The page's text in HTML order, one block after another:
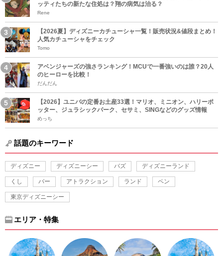
ッティたちの新たな住処は？翔の病気は治る？
Rene
【2026夏】ディズニーカチューシャ一覧！販売状況&値段まとめ！
人気カチューシャをチェック
Tomo
アベンジャーズの強さランキング！MCUで一番強いのは誰？20人
のヒーローを比較！
だんだん
【2026】ユニバの定番お土産33選！マリオ、ミニオン、ハリーポ
ッター、ジュラシックパーク、セサミ、SINGなどのグッズ情報
めっち
話題のキーワード
ディズニー ディズニーシー バズ ディズニーランド
くし バー アトラクション ランド ペン
東京ディズニーシー
エリア・特集